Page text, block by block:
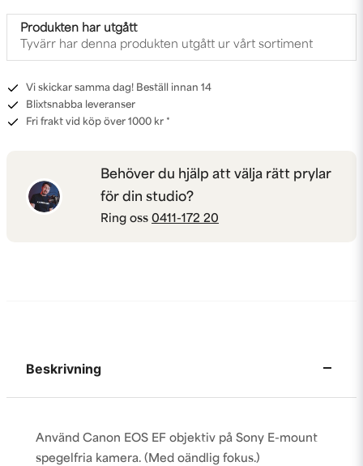
Produkten har utgått
Tyvärr har denna produkten utgått ur vårt sortiment
Vi skickar samma dag! Beställ innan 14
Blixtsnabba leveranser
Fri frakt vid köp över 1000 kr *
Behöver du hjälp att välja rätt prylar
för din studio?
Ring oss 0411-172 20
Beskrivning
Använd Canon EOS EF objektiv på Sony E-mount
spegelfria kamera. (Med oändlig fokus.)